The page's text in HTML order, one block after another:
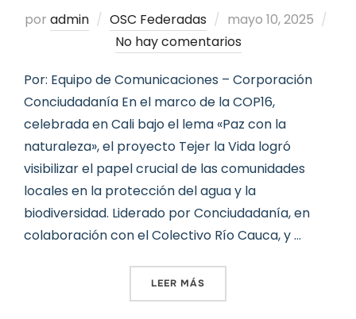
por admin OSC Federadas
Publicado
el
mayo 10, 2025
No hay comentarios
Por: Equipo de Comunicaciones – Corporación
Conciudadanía En el marco de la COP16,
celebrada en Cali bajo el lema «Paz con la
naturaleza», el proyecto Tejer la Vida logró
visibilizar el papel crucial de las comunidades
locales en la protección del agua y la
biodiversidad. Liderado por Conciudadanía, en
colaboración con el Colectivo Río Cauca, y …
LEER MÁS